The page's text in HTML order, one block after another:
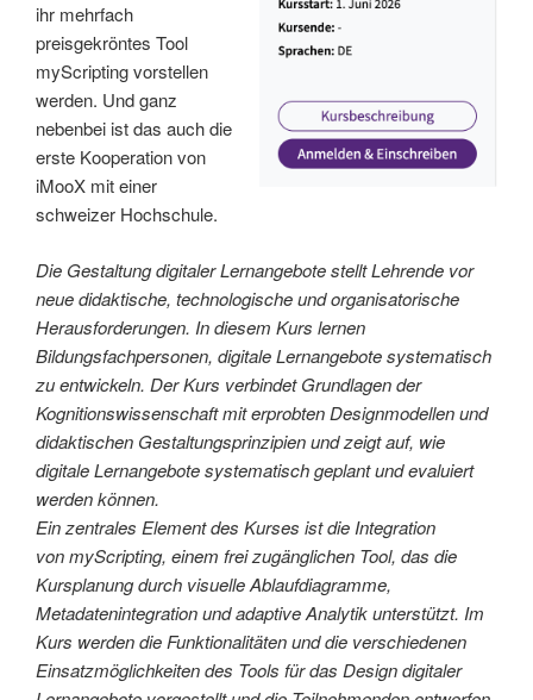
ihr mehrfach
preisgekröntes Tool
myScripting vorstellen
werden. Und ganz
nebenbei ist das auch die
erste Kooperation von
iMooX mit einer
schweizer Hochschule.
Die Gestaltung digitaler Lernangebote stellt Lehrende vor
neue didaktische, technologische und organisatorische
Herausforderungen. In diesem Kurs lernen
Bildungsfachpersonen, digitale Lernangebote systematisch
zu entwickeln. Der Kurs verbindet Grundlagen der
Kognitionswissenschaft mit erprobten Designmodellen und
didaktischen Gestaltungsprinzipien und zeigt auf, wie
digitale Lernangebote systematisch geplant und evaluiert
werden können.
Ein zentrales Element des Kurses ist die Integration
von myScripting, einem frei zugänglichen Tool, das die
Kursplanung durch visuelle Ablaufdiagramme,
Metadatenintegration und adaptive Analytik unterstützt. Im
Kurs werden die Funktionalitäten und die verschiedenen
Einsatzmöglichkeiten des Tools für das Design digitaler